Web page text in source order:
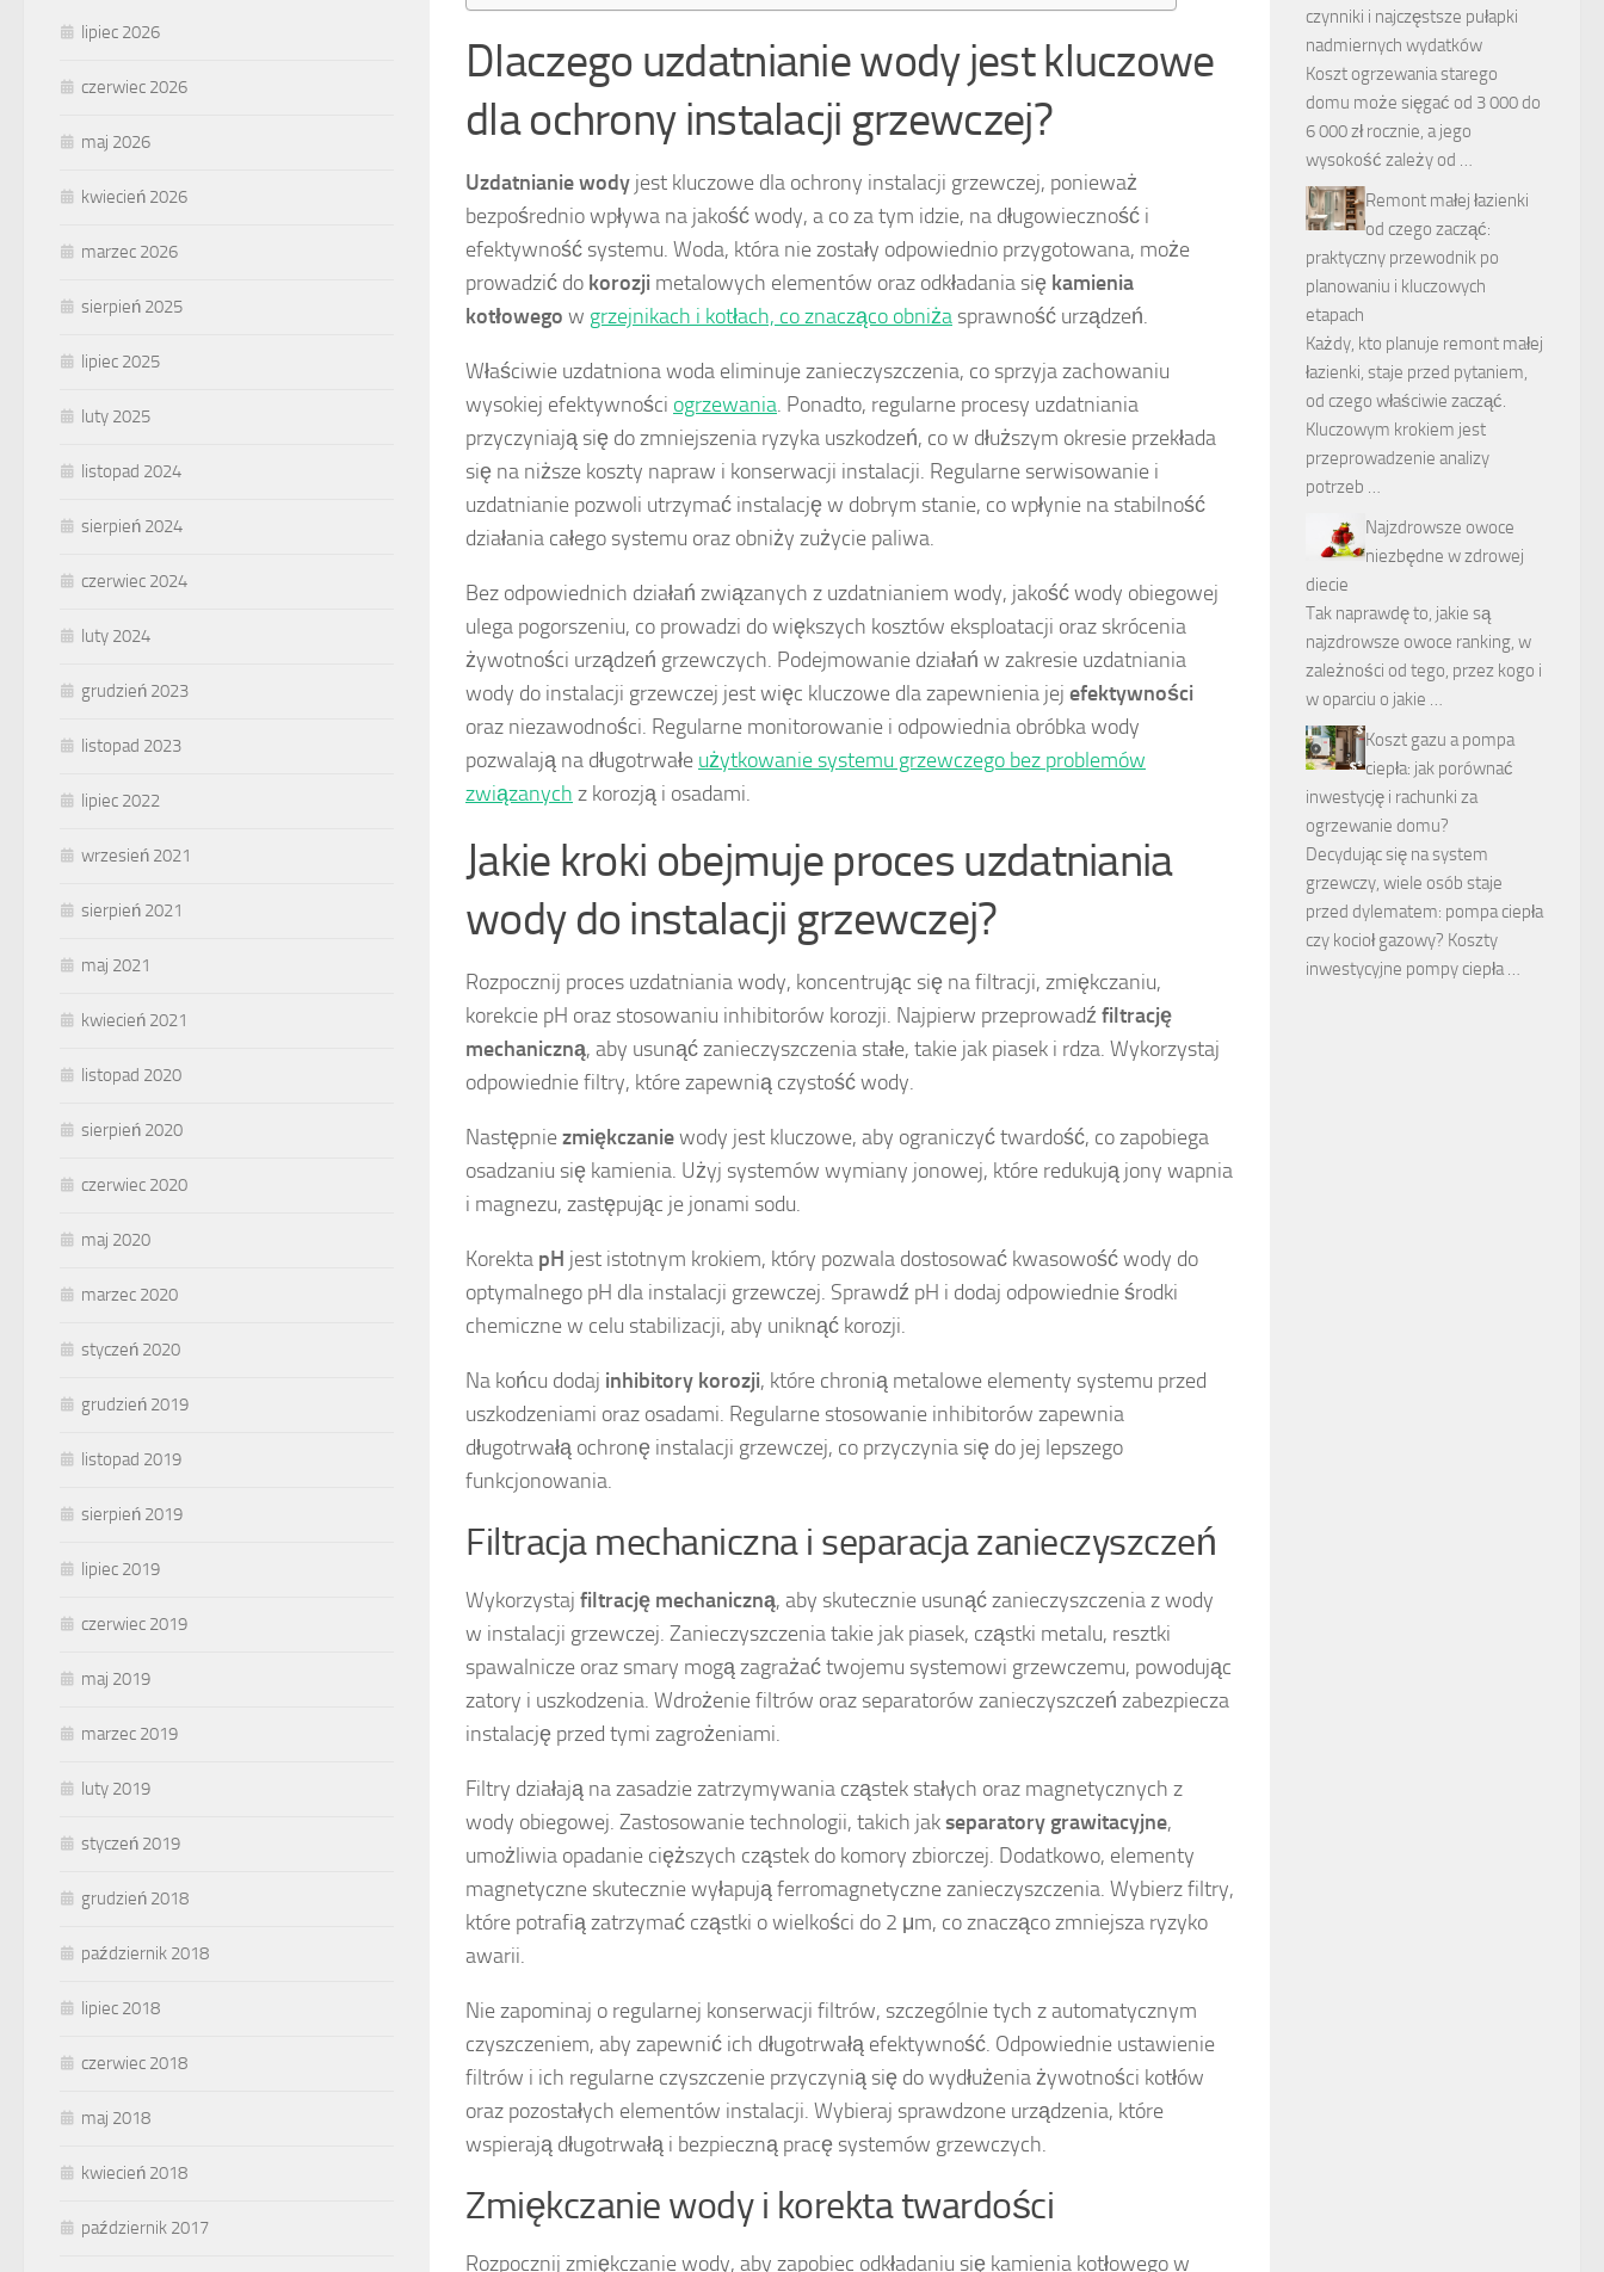
Dlaczego uzdatnianie wody jest kluczowe
dla ochrony instalacji grzewczej?
Uzdatnianie wody jest kluczowe dla ochrony instalacji grzewczej, ponieważ
bezpośrednio wpływa na jakość wody, a co za tym idzie, na długowieczność i
efektywność systemu. Woda, która nie zostały odpowiednio przygotowana, może
prowadzić do korozji metalowych elementów oraz odkładania się kamienia
kotłowego w grzejnikach i kotłach, co znacząco obniża sprawność urządzeń.
Właściwie uzdatniona woda eliminuje zanieczyszczenia, co sprzyja zachowaniu
wysokiej efektywności ogrzewania. Ponadto, regularne procesy uzdatniania
przyczyniają się do zmniejszenia ryzyka uszkodzeń, co w dłuższym okresie przekłada
się na niższe koszty napraw i konserwacji instalacji. Regularne serwisowanie i
uzdatnianie pozwoli utrzymać instalację w dobrym stanie, co wpłynie na stabilność
działania całego systemu oraz obniży zużycie paliwa.
Bez odpowiednich działań związanych z uzdatnianiem wody, jakość wody obiegowej
ulega pogorszeniu, co prowadzi do większych kosztów eksploatacji oraz skrócenia
żywotności urządzeń grzewczych. Podejmowanie działań w zakresie uzdatniania
wody do instalacji grzewczej jest więc kluczowe dla zapewnienia jej efektywności
oraz niezawodności. Regularne monitorowanie i odpowiednia obróbka wody
pozwalają na długotrwałe użytkowanie systemu grzewczego bez problemów
związanych z korozją i osadami.
Jakie kroki obejmuje proces uzdatniania
wody do instalacji grzewczej?
Rozpocznij proces uzdatniania wody, koncentrując się na filtracji, zmiękczaniu,
korekcie pH oraz stosowaniu inhibitorów korozji. Najpierw przeprowadź filtrację
mechaniczną, aby usunąć zanieczyszczenia stałe, takie jak piasek i rdza. Wykorzystaj
odpowiednie filtry, które zapewnią czystość wody.
Następniezmiękczaniewody jest kluczowe, aby ograniczyć twardość, co zapobiega
osadzaniu się kamienia. Użyj systemów wymiany jonowej, które redukują jony wapnia
i magnezu, zastępując je jonami sodu.
Korekta pH jest istotnym krokiem, który pozwala dostosować kwasowość wody do
optymalnego pH dla instalacji grzewczej. Sprawdź pH i dodaj odpowiednie środki
chemiczne w celu stabilizacji, aby uniknąć korozji.
Na końcu dodaj inhibitory korozji, które chronią metalowe elementy systemu przed
uszkodzeniami oraz osadami. Regularne stosowanie inhibitorów zapewnia
długotrwałą ochronę instalacji grzewczej, co przyczynia się do jej lepszego
funkcjonowania.
Filtracja mechaniczna i separacja zanieczyszczeń
Wykorzystaj filtrację mechaniczną, aby skutecznie usunąć zanieczyszczenia z wody
w instalacji grzewczej. Zanieczyszczenia takie jak piasek, cząstki metalu, resztki
spawalnicze oraz smary mogą zagrażać twojemu systemowi grzewczemu, powodując
zatory i uszkodzenia. Wdrożenie filtrów oraz separatorów zanieczyszczeń zabezpiecza
instalację przed tymi zagrożeniami.
Filtry działają na zasadzie zatrzymywania cząstek stałych oraz magnetycznych z
wody obiegowej. Zastosowanie technologii, takich jakseparatory grawitacyjne,
umożliwia opadanie cięższych cząstek do komory zbiorczej. Dodatkowo, elementy
magnetyczne skutecznie wyłapują ferromagnetyczne zanieczyszczenia. Wybierz filtry,
które potrafią zatrzymać cząstki o wielkości do 2 μm, co znacząco zmniejsza ryzyko
awarii.
Nie zapominaj o regularnej konserwacji filtrów, szczególnie tych z automatycznym
czyszczeniem, aby zapewnić ich długotrwałą efektywność. Odpowiednie ustawienie
filtrów i ich regularne czyszczenie przyczynią się do wydłużenia żywotności kotłów
oraz pozostałych elementów instalacji. Wybieraj sprawdzone urządzenia, które
wspierają długotrwałą i bezpieczną pracę systemów grzewczych.
Zmiękczanie wody i korekta twardości
Rozpocznij zmiękczanie wody, aby zapobiec odkładaniu się kamienia kotłowego w
lipiec 2026
czerwiec 2026
maj 2026
kwiecień 2026
marzec 2026
sierpień 2025
lipiec 2025
luty 2025
listopad 2024
sierpień 2024
czerwiec 2024
luty 2024
grudzień 2023
listopad 2023
lipiec 2022
wrzesień 2021
sierpień 2021
maj 2021
kwiecień 2021
listopad 2020
sierpień 2020
czerwiec 2020
maj 2020
marzec 2020
styczeń 2020
grudzień 2019
listopad 2019
sierpień 2019
lipiec 2019
czerwiec 2019
maj 2019
marzec 2019
luty 2019
styczeń 2019
grudzień 2018
październik 2018
lipiec 2018
czerwiec 2018
maj 2018
kwiecień 2018
październik 2017
czynniki i najczęstsze pułapki
nadmiernych wydatków
Koszt ogrzewania starego
domu może sięgać od 3 000 do
6 000 zł rocznie, a jego
wysokość zależy od …
Remont małej łazienki
od czego zacząć:
praktyczny przewodnik po
planowaniu i kluczowych
etapach
Każdy, kto planuje remont małej
łazienki, staje przed pytaniem,
od czego właściwie zacząć.
Kluczowym krokiem jest
przeprowadzenie analizy
potrzeb …
Najzdrowsze owoce
niezbędne w zdrowej
diecie
Tak naprawdę to, jakie są
najzdrowsze owoce ranking, w
zależności od tego, przez kogo i
w oparciu o jakie …
Koszt gazu a pompa
ciepła: jak porównać
inwestycję i rachunki za
ogrzewanie domu?
Decydując się na system
grzewczy, wiele osób staje
przed dylematem: pompa ciepła
czy kocioł gazowy? Koszty
inwestycyjne pompy ciepła …